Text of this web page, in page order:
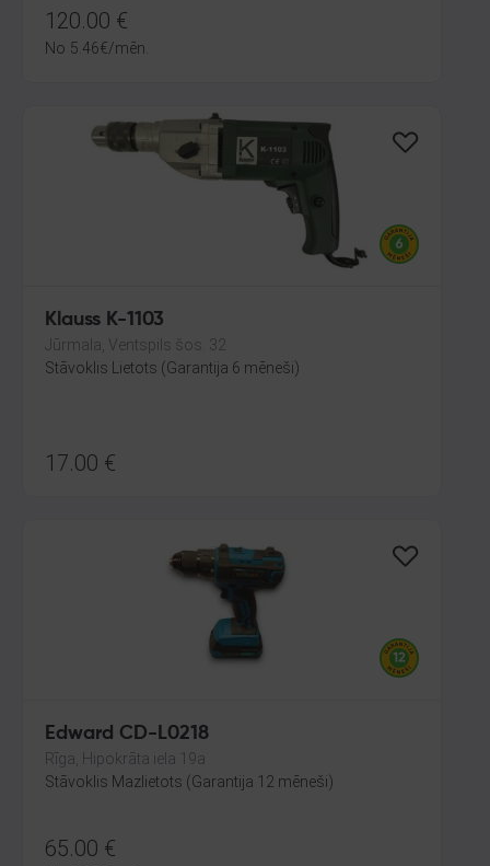
120.00 €
No 5.46€/mēn.
Klauss K-1103
Jūrmala, Ventspils šos. 32
Stāvoklis Lietots (Garantija 6 mēneši)
17.00 €
Edward CD-L0218
Rīga, Hipokrāta iela 19a
Stāvoklis Mazlietots (Garantija 12 mēneši)
65.00 €